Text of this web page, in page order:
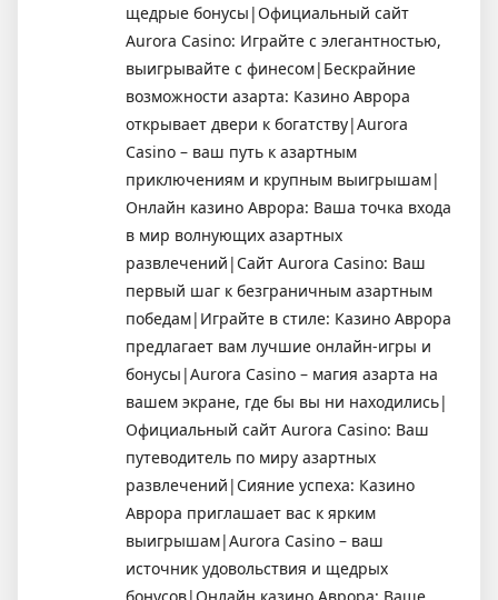
щедрые бонусы|Официальный сайт
Aurora Casino: Играйте с элегантностью,
выигрывайте с финесом|Бескрайние
возможности азарта: Казино Аврора
открывает двери к богатству|Aurora
Casino – ваш путь к азартным
приключениям и крупным выигрышам|
Онлайн казино Аврора: Ваша точка входа
в мир волнующих азартных
развлечений|Сайт Aurora Casino: Ваш
первый шаг к безграничным азартным
победам|Играйте в стиле: Казино Аврора
предлагает вам лучшие онлайн-игры и
бонусы|Aurora Casino – магия азарта на
вашем экране, где бы вы ни находились|
Официальный сайт Aurora Casino: Ваш
путеводитель по миру азартных
развлечений|Сияние успеха: Казино
Аврора приглашает вас к ярким
выигрышам|Aurora Casino – ваш
источник удовольствия и щедрых